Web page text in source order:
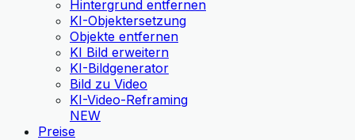
Hintergrund entfernen
KI-Objektersetzung
Objekte entfernen
KI Bild erweitern
KI-Bildgenerator
Bild zu Video
KI-Video-Reframing
NEW
Preise